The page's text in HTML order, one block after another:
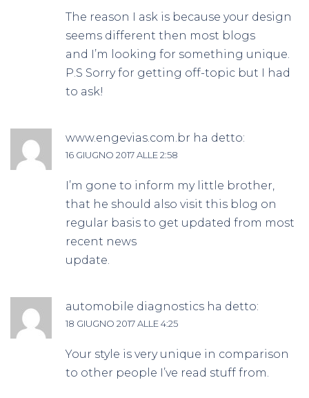
The reason I ask is because your design
seems different then most blogs
and I’m looking for something unique.
P.S Sorry for getting off-topic but I had
to ask!
www.engevias.com.br ha detto:
16 GIUGNO 2017 ALLE 2:58
I’m gone to inform my little brother,
that he should also visit this blog on
regular basis to get updated from most
recent news
update.
automobile diagnostics ha detto:
18 GIUGNO 2017 ALLE 4:25
Your style is very unique in comparison
to other people I’ve read stuff from.